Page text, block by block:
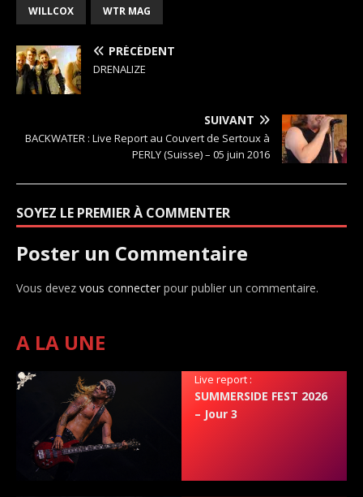
WILLCOX WTR MAG
PRÉCÉDENT
DRENALIZE
SUIVANT
BACKWATER : Live Report au Couvert de Sertoux à
PERLY (Suisse) – 05 juin 2016
SOYEZ LE PREMIER À COMMENTER
Poster un Commentaire
Vous devez vous connecter pour publier un commentaire.
A LA UNE
Live report :
SUMMERSIDE FEST 2026
– Jour 3